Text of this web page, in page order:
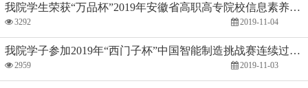
我院学生荣获“万品杯”2019年安徽省高职高专院校信息素养大赛三等奖
3292 2019-11-04
我院学子参加2019年“西门子杯”中国智能制造挑战赛连续过程赛项中荣获佳绩
2959 2019-11-03